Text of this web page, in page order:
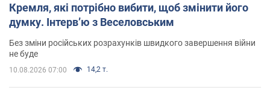
Кремля, які потрібно вибити, щоб змінити його
думку. Інтерв’ю з Веселовським
Без зміни російських розрахунків швидкого завершення війни
не буде
10.08.2026 07:00 14,2 т.